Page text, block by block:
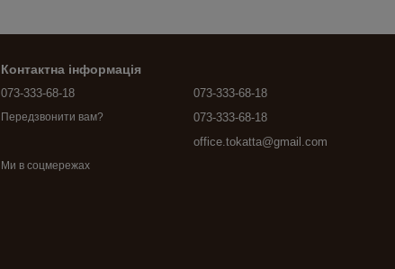
Контактна інформація
073-333-68-18
Передзвонити вам?
073-333-68-18
073-333-68-18
office.tokatta@gmail.com
Ми в соцмережах